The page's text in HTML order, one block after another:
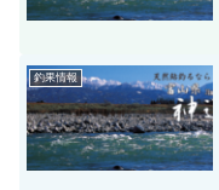
釣果情報